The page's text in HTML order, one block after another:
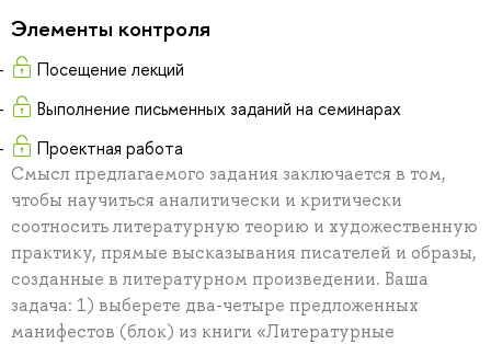
Элементы контроля
Посещение лекций
Выполнение письменных заданий на семинарах
Проектная работа
Смысл предлагаемого задания заключается в том,
чтобы научиться аналитически и критически
соотносить литературную теорию и художественную
практику, прямые высказывания писателей и образы,
созданные в литературном произведении. Ваша
задача: 1) выберете два-четыре предложенных
манифестов (блок) из книги «Литературные